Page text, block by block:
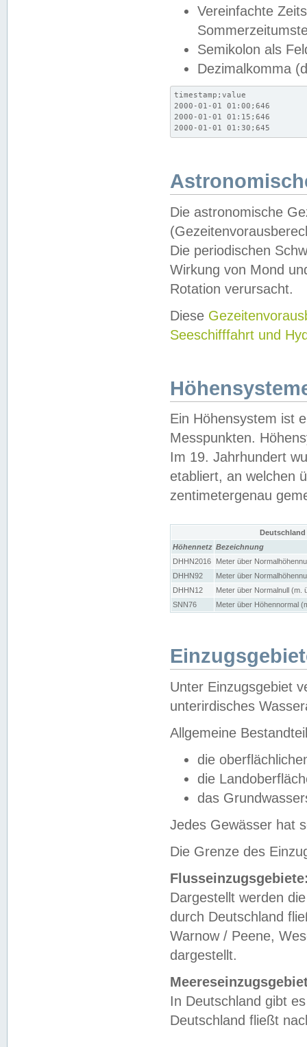
Vereinfachte
Semikolon als
Dezimalkomma
timestamp;value
2000-01-01 01:00;646
2000-01-01 01:15;646
2000-01-01 01:30;645
Die astronomische
Die periodischen
Wirkung von Mond
Rotation verursacht.
Diese
Seeschifffahrt und
Ein Höhensystem ist
Messpunkten.
Im 19. Jahrhundert
etabliert, an welchen
zentimetergenau
Höhennetz Bezeichnung
DHHN2016
Meter über
DHHN92
Meter über
DHHN12
Meter über Normalnull (m.
SNN76
Meter über Höhennormal
Unter Einzugsgebiet
unterirdisches
Allgemeine
die
die
das
Jedes Gewässer hat
Die Grenze des
Dargestellt werden
durch Deutschland
Warnow / Peene,
dargestellt.
In Deutschland gibt
Deutschland fließt